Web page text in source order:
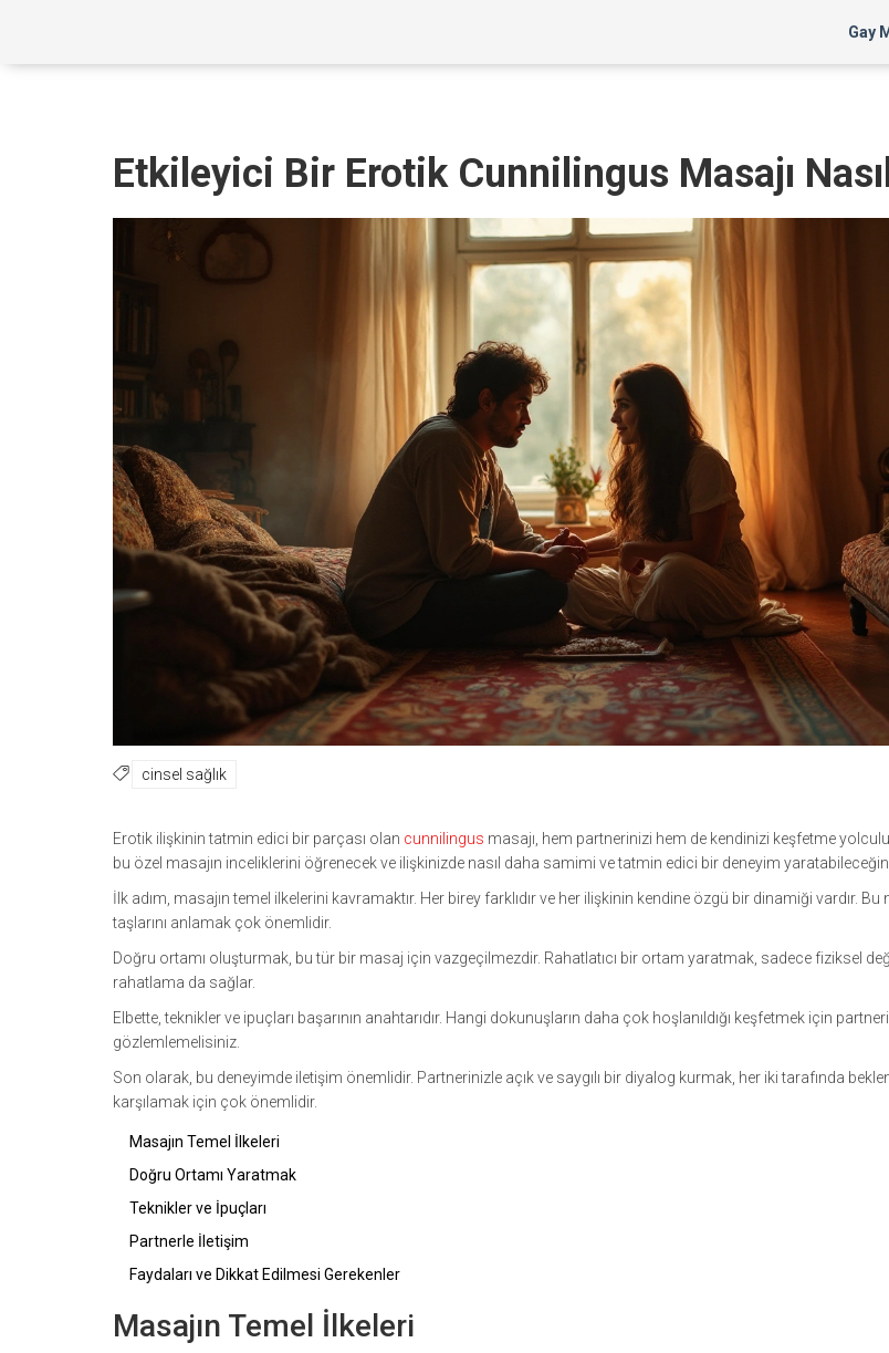
Gay
Etkileyici Bir Erotik Cunnilingus Masajı Nasıl
cinsel sağlık
Erotik ilişkinin tatmin edici bir parçası olan cunnilingus masajı, hem partnerinizi hem de kendinizi keşfetme
bu özel masajın inceliklerini öğrenecek ve ilişkinizde nasıl daha samimi ve tatmin edici bir deneyim
İlk adım, masajın temel ilkelerini kavramaktır. Her birey farklıdır ve her ilişkinin kendine özgü bir dinamiği vardır. Bu
taşlarını anlamak çok önemlidir.
Doğru ortamı oluşturmak, bu tür bir masaj için vazgeçilmezdir. Rahatlatıcı bir ortam yaratmak, sadece fiziksel
rahatlama da sağlar.
Elbette, teknikler ve ipuçları başarının anahtarıdır. Hangi dokunuşların daha çok hoşlanıldığı keşfetmek için
gözlemlemelisiniz.
Son olarak, bu deneyimde iletişim önemlidir. Partnerinizle açık ve saygılı bir diyalog kurmak, her iki tarafında
karşılamak için çok önemlidir.
Masajın Temel İlkeleri
Doğru Ortamı Yaratmak
Teknikler ve İpuçları
Partnerle İletişim
Faydaları ve Dikkat Edilmesi Gerekenler
Masajın Temel İlkeleri